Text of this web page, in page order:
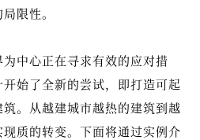
限性。
中心正在寻求有效的应对措
始了全新的尝试，即打造可起
。从越建城市越热的建筑到越
质的转变。下面将通过实例介